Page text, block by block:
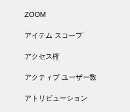
ZOOM
アイテム スコープ
アクセス権
アクティブ ユーザー数
アトリビューション